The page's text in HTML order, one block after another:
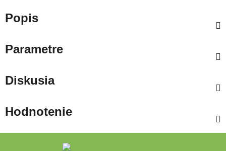
Popis
Parametre
Diskusia
Hodnotenie